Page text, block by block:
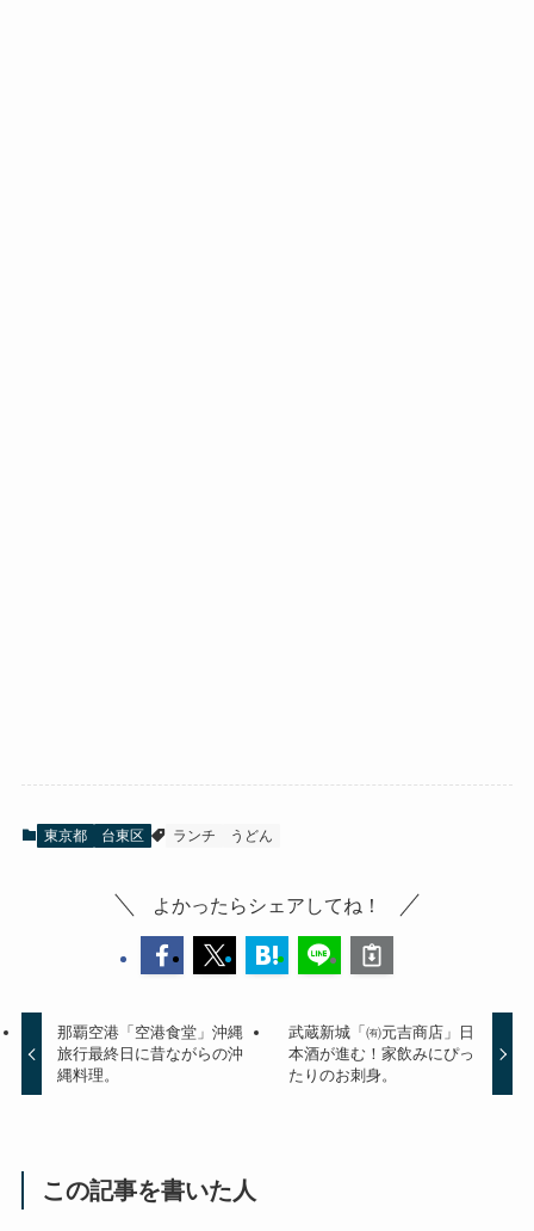
東京都 台東区 ランチ うどん
よかったらシェアしてね！
那覇空港「空港食堂」沖縄
旅行最終日に昔ながらの沖
縄料理。
武蔵新城「㈲元吉商店」日
本酒が進む！家飲みにぴっ
たりのお刺身。
この記事を書いた人